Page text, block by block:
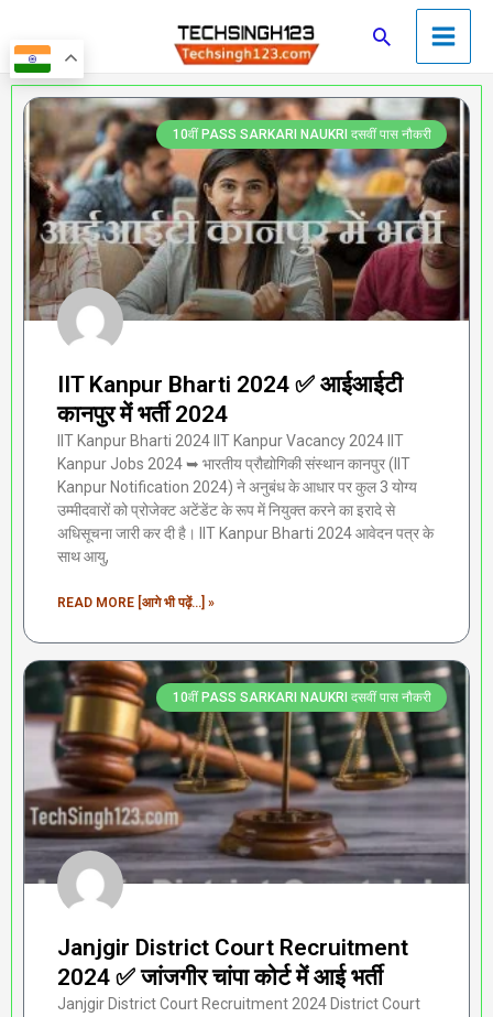
to
content
SearchMain
Menu
10वीं PASS SARKARI NAUKRI दसवीं पास नौकरी
IIT Kanpur Bharti 2024 ✅ आईआईटी
कानपुर में भर्ती 2024
IIT Kanpur Bharti 2024 IIT Kanpur Vacancy 2024 IIT
Kanpur Jobs 2024 ➥ भारतीय प्रौद्योगिकी संस्थान कानपुर (IIT
Kanpur Notification 2024) ने अनुबंध के आधार पर कुल 3 योग्य
उम्मीदवारों को प्रोजेक्ट अटेंडेंट के रूप में नियुक्त करने का इरादे से
अधिसूचना जारी कर दी है। IIT Kanpur Bharti 2024 आवेदन पत्र के
साथ आयु,
READ MORE [आगे भी पढ़ें...] »
10वीं PASS SARKARI NAUKRI दसवीं पास नौकरी
Janjgir District Court Recruitment
2024 ✅ जांजगीर चांपा कोर्ट में आई भर्ती
Janjgir District Court Recruitment 2024 District Court
PagePagePagePagePage